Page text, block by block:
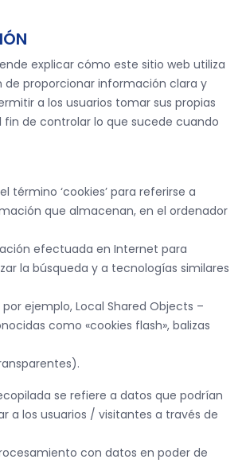
explicar cómo este sitio web utiliza
de proporcionar información clara y
a los usuarios tomar sus propias
fin de controlar lo que sucede cuando
término ‘cookies’ para referirse a
que almacenan, en el ordenador
efectuada en Internet para
la búsqueda y a tecnologías similares
ejemplo, Local Shared Objects –
como «cookies flash», balizas
se refiere a datos que podrían
a los usuarios / visitantes a través de
con datos en poder de